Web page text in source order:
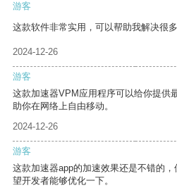
游客
这款软件非常实用，可以帮助我解决很多
2024-12-26
游客
这款加速器VPM应用程序可以给你提供
助你在网络上自由移动。
2024-12-26
游客
这款加速器app的加速效果还是不错的
望开发者能够优化一下。